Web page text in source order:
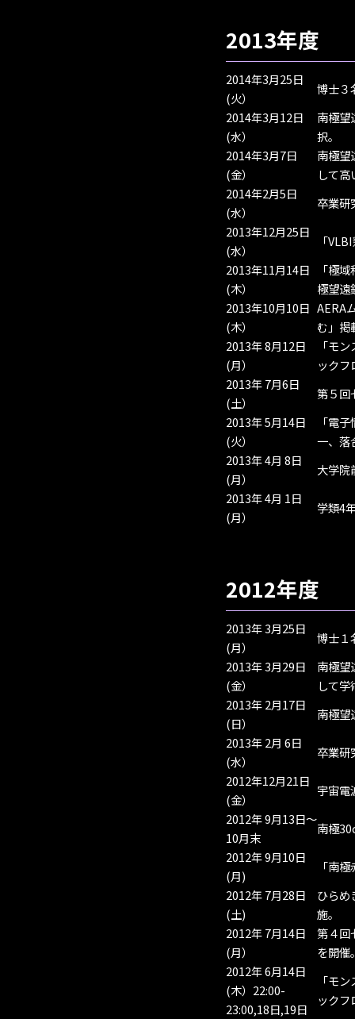
2013年度
2014年3月25日
(火）
博士３
2014年3月12日
(水）
南極望
択。
2014年3月7日
(金）
南極望
して
2014年2月5日
(水）
卒業研
2013年12月25日
(水）
「
2013年11月14日
(木）
「極
極望遠
2013年10月10日
(木）
AERA
む」掲
2013年 8月12日
(月）
「モ
ックフ
2013年 7月6日
(土）
第５回
2013年 5月14日
(火）
「電
一、落
2013年 4月 8日
(月）
大学院
2013年 4月 1日
(月）
学類4
2012年度
2013年 3月25日
(月）
博士１
2013年 3月29日
(金）
南極望
して
2013年 2月17日
(日）
南極望
2013年 2月 6日
(水）
卒業研
2012年12月21日
(金）
宇宙電
2012年 9月13日～
10月末
南極
2012年 9月10日
(月)
「南
2012年 7月28日
(土)
ひらめ
施。
2012年 7月14日
(月）
第４回
を開催
2012年 6月14日
(木）22:00-
23:00,18日,19日
「モ
ックフ